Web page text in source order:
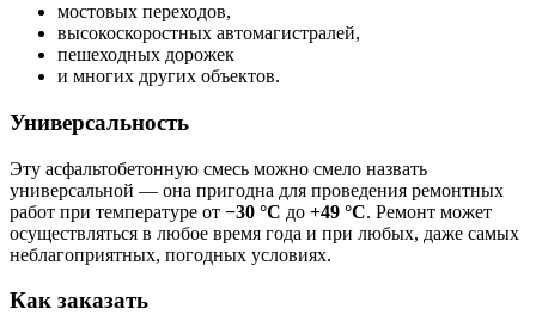
мостовых переходов,
высокоскоростных автомагистралей,
пешеходных дорожек
и многих других объектов.
Универсальность
Эту асфальтобетонную смесь можно смело назвать
универсальной — она пригодна для проведения ремонтных
работ при температуре от −30 °С до +49 °С. Ремонт может
осуществляться в любое время года и при любых, даже самых
неблагоприятных, погодных условиях.
Как заказать